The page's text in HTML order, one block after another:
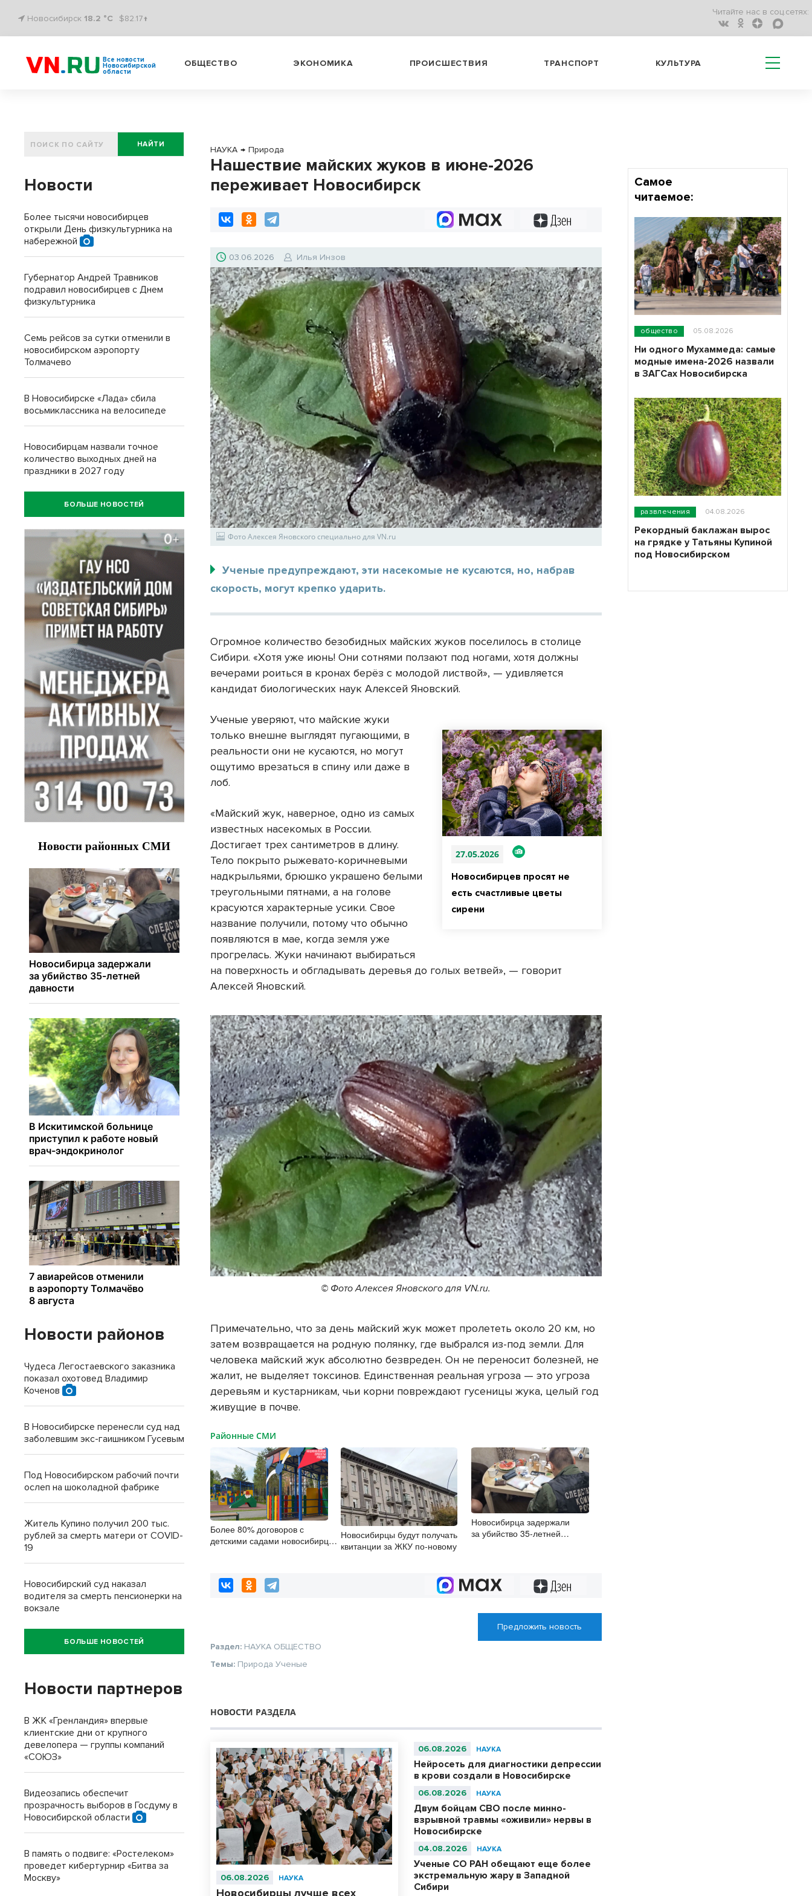
Новосибирск 18.2 °C $82.17↑
Читайте нас в соц.сетях:
Все новости
Новосибирской
области
ОБЩЕСТВО ЭКОНОМИКА ПРОИСШЕСТВИЯ ТРАНСПОРТ КУЛЬТУРА
НАУКА → Природа
Нашествие майских жуков в июне-2026
переживает Новосибирск
03.06.2026 Илья Инзов
Фото Алексея Яновского специально для VN.ru
Ученые предупреждают, эти насекомые не кусаются, но, набрав
скорость, могут крепко ударить.
Огромное количество безобидных майских жуков поселилось в столице
Сибири. «Хотя уже июнь! Они сотнями ползают под ногами, хотя должны
вечерами роиться в кронах берёз с молодой листвой», — удивляется
кандидат биологических наук Алексей Яновский.
27.05.2026
Новосибирцев просят не
есть счастливые цветы
сирени
Ученые уверяют, что майские жуки
только внешне выглядят пугающими, в
реальности они не кусаются, но могут
ощутимо врезаться в спину или даже в
лоб.
«Майский жук, наверное, одно из самых
известных насекомых в России.
Достигает трех сантиметров в длину.
Тело покрыто рыжевато-коричневыми
надкрыльями, брюшко украшено белыми
треугольными пятнами, а на голове
красуются характерные усики. Свое
название получили, потому что обычно
появляются в мае, когда земля уже
прогрелась. Жуки начинают выбираться
на поверхность и обгладывать деревья до голых ветвей», — говорит
Алексей Яновский.
© Фото Алексея Яновского для VN.ru.
Примечательно, что за день майский жук может пролететь около 20 км, но
затем возвращается на родную полянку, где выбрался из-под земли. Для
человека майский жук абсолютно безвреден. Он не переносит болезней, не
жалит, не выделяет токсинов. Единственная реальная угроза — это угроза
деревьям и кустарникам, чьи корни повреждают гусеницы жука, целый год
живущие в почве.
Районные СМИ
Более 80% договоров с
детскими садами новосибирцы
Новосибирцы будут получать
квитанции за ЖКУ по-новому
Новосибирца задержали
за убийство 35-летней
Предложить новость
Раздел: НАУКА ОБЩЕСТВО
Темы: Природа Ученые
НОВОСТИ РАЗДЕЛА
06.08.2026 НАУКА
Новосибирцы лучше всех
06.08.2026 НАУКА
Нейросеть для диагностики депрессии
в крови создали в Новосибирске
06.08.2026 НАУКА
Двум бойцам СВО после минно-
взрывной травмы «оживили» нервы в
Новосибирске
04.08.2026 НАУКА
Ученые СО РАН обещают еще более
экстремальную жару в Западной
Сибири
НАЙТИ
Новости
Более тысячи новосибирцев
открыли День физкультурника на
набережной
Губернатор Андрей Травников
подравил новосибирцев с Днем
физкультурника
Семь рейсов за сутки отменили в
новосибирском аэропорту
Толмачево
В Новосибирске «Лада» сбила
восьмиклассника на велосипеде
Новосибирцам назвали точное
количество выходных дней на
праздники в 2027 году
БОЛЬШЕ НОВОСТЕЙ
Новости районов
Чудеса Легостаевского заказника
показал охотовед Владимир
Коченов
В Новосибирске перенесли суд над
заболевшим экс-гаишником Гусевым
Под Новосибирском рабочий почти
ослеп на шоколадной фабрике
Житель Купино получил 200 тыс.
рублей за смерть матери от COVID-
19
Новосибирский суд наказал
водителя за смерть пенсионерки на
вокзале
БОЛЬШЕ НОВОСТЕЙ
Новости партнеров
В ЖК «Гренландия» впервые
клиентские дни от крупного
девелопера — группы компаний
«СОЮЗ»
Видеозапись обеспечит
прозрачность выборов в Госдуму в
Новосибирской области
В память о подвиге: «Ростелеком»
проведет кибертурнир «Битва за
Москву»
Самое
читаемое:
общество 05.08.2026
Ни одного Мухаммеда: самые
модные имена-2026 назвали
в ЗАГСах Новосибирска
развлечения 04.08.2026
Рекордный баклажан вырос
на грядке у Татьяны Купиной
под Новосибирском